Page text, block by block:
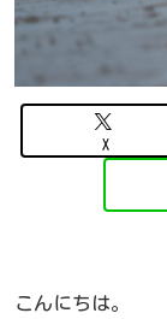
X
こんにちは。